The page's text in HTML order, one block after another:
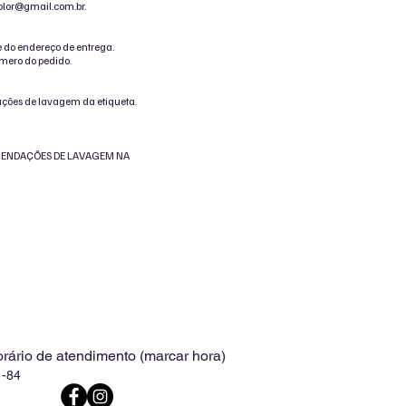
.com.br.
endereço de entrega.
do pedido.
de lavagem da etiqueta.
DE LAVAGEM NA
de atendimento (marcar hora)
84